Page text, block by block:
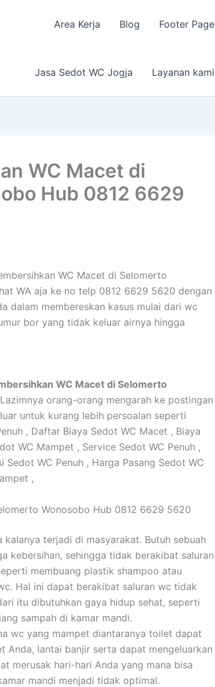
Area Kerja Blog Footer Page
Jasa Sedot WC Jogja Layanan kami
WC Macet di
Hub 0812 6629
WC Macet di Selomerto
WA aja ke no telp 0812 6629 5620 dengan
dalam membereskan kasus mulai dari wc
bor yang tidak keluar airnya hingga
WC Macet di Selomerto
orang-orang mengarah ke postingan
untuk kurang lebih persoalan seperti
, Daftar Biaya Sedot WC Macet , Biaya
WC Mampet , Service Sedot WC Penuh ,
Sedot WC Penuh , Harga Pasang Sedot WC
,
Wonosobo Hub 0812 6629 5620
kalanya terjadi di masyarakat. Butuh sebuah
kebersihan, sehingga tidak berakibat saluran
membuang plastik shampoo atau
Hal ini dapat berakibat saluran wc tidak
itu dibutuhkan gaya hidup sehat, seperti
sampah di kamar mandi.
wc yang mampet diantaranya toilet dapat
Anda, lantai banjir serta dapat mengeluarkan
merusak hari-hari Anda yang mana bisa
mandi menjadi tidak optimal.